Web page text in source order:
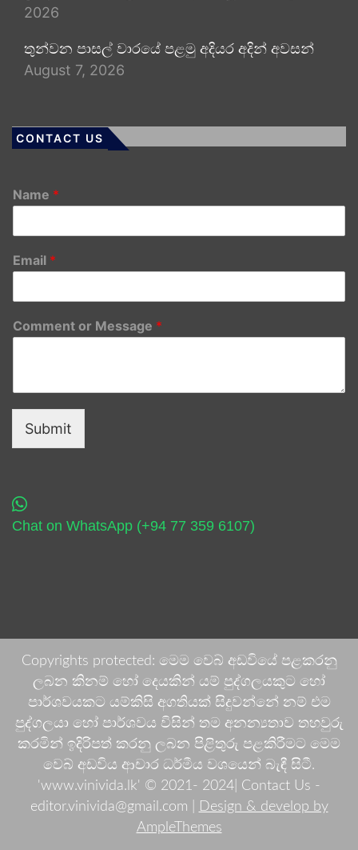
2026
තුන්වන පාසල් වාරයේ පළමු අදියර අදින් අවසන්
August 7, 2026
CONTACT US
Name *
Email *
Comment or Message *
Submit
Chat on WhatsApp (+94 77 359 6107)
Copyrights protected: මෙම වෙබ් අඩවියේ පළකරනු
ලබන කිනම් හෝ දෙයකින් යම් පුද්ගලයකුට හෝ
පාර්ශවයකට යම්කිසි අගතියක් සිදුවන්නේ නම් එම
පුද්ගලයා හෝ පාර්ශවය විසින් තම අනන්‍යතාව තහවුරු
කරමින් ඉදිරිපත් කරනු ලබන පිළිතුරු පළකිරීමට මෙම
වෙබ් අඩවිය ආචාර ධර්මීය වශයෙන් බැඳී සිටී.
'www.vinivida.lk' © 2021- 2024| Contact Us -
editor.vinivida@gmail.com |
Design & develop by
AmpleThemes